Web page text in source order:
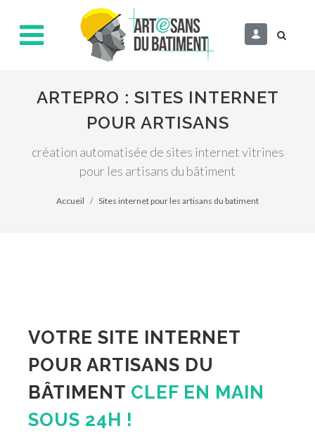
ARTEPRO : SITES INTERNET
POUR ARTISANS
création automatisée de sites internet vitrines
pour les artisans du bâtiment
Accueil Sites internet pour les artisans du batiment
VOTRE SITE INTERNET
POUR ARTISANS DU
BÂTIMENT CLEF EN MAIN
SOUS 24H !